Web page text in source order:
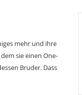
mehr und ihre
sie einen One-
Bruder. Dass